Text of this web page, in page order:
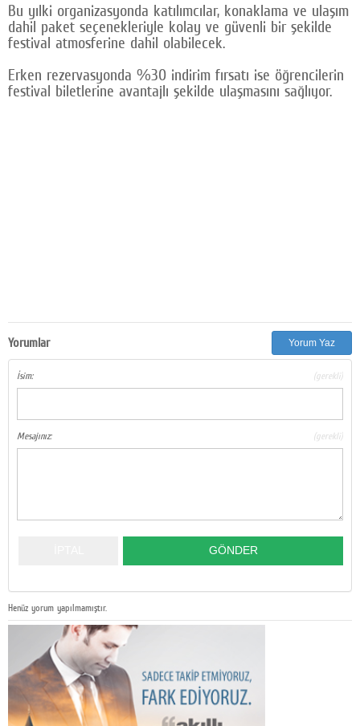
Bu yılki organizasyonda katılımcılar, konaklama ve ulaşım
dahil paket seçenekleriyle kolay ve güvenli bir şekilde
festival atmosferine dahil olabilecek.
Erken rezervasyonda %30 indirim fırsatı ise öğrencilerin
festival biletlerine avantajlı şekilde ulaşmasını sağlıyor.
Yorumlar Yorum Yaz
İsim: (gerekli)
Mesajınız: (gerekli)
Henüz yorum yapılmamıştır.